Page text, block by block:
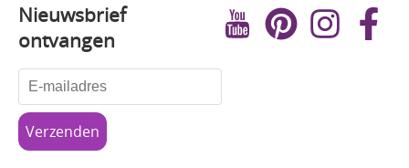
Nieuwsbrief
ontvangen